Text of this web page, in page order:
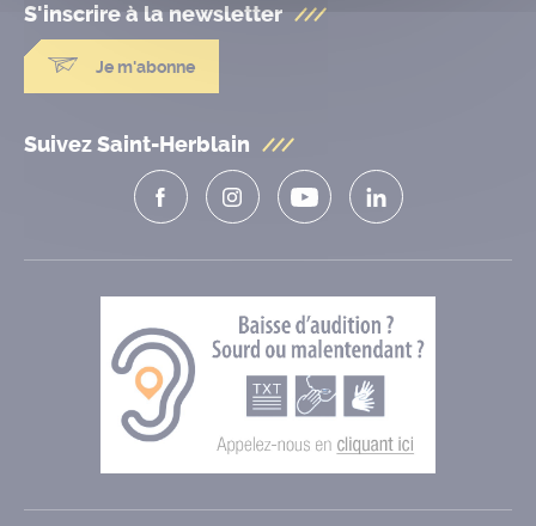
S'inscrire à la newsletter
Je m'abonne
Suivez Saint-Herblain